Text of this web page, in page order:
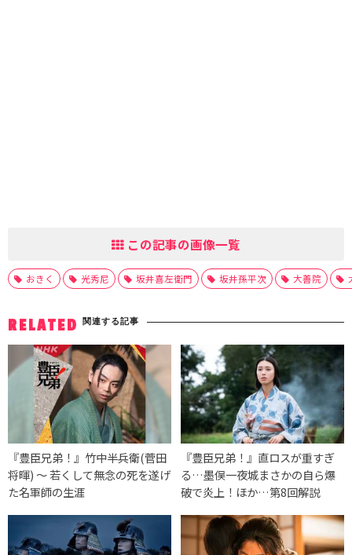
この記事の画像一覧
おきく 光秀尼 坂井喜左衛門 坂井孫平次 大善院
RELATED 関連する記事
『豊臣兄弟！』竹中半兵衛(菅田
将暉) 〜 若くして無念の死を遂げ
た名軍師の生涯
『豊臣兄弟！』直ロスが重すぎ
る…墨俣一夜城まさかの自ら爆
破で炎上！ほか…第8回解説